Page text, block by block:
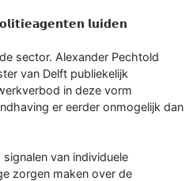
𝗹𝘂𝗶𝗱𝗲𝗻
sector. Alexander Pechtold
van Delft publiekelijk
in deze vorm
er eerder onmogelijk dan
van individuele
zorgen maken over de